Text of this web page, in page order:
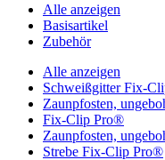
Alle anzeigen
Basisartikel
Zubehör
Alle anzeigen
Schweißgitter Fix-
Zaunpfosten,
Fix-Clip Pro®
Zaunpfosten,
Strebe Fix-Clip Pro®